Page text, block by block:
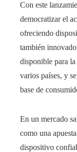
Con este
democratizar el
ofreciendo
también
disponible para
varios países, y
base de
En un mercado
como una
dispositivo